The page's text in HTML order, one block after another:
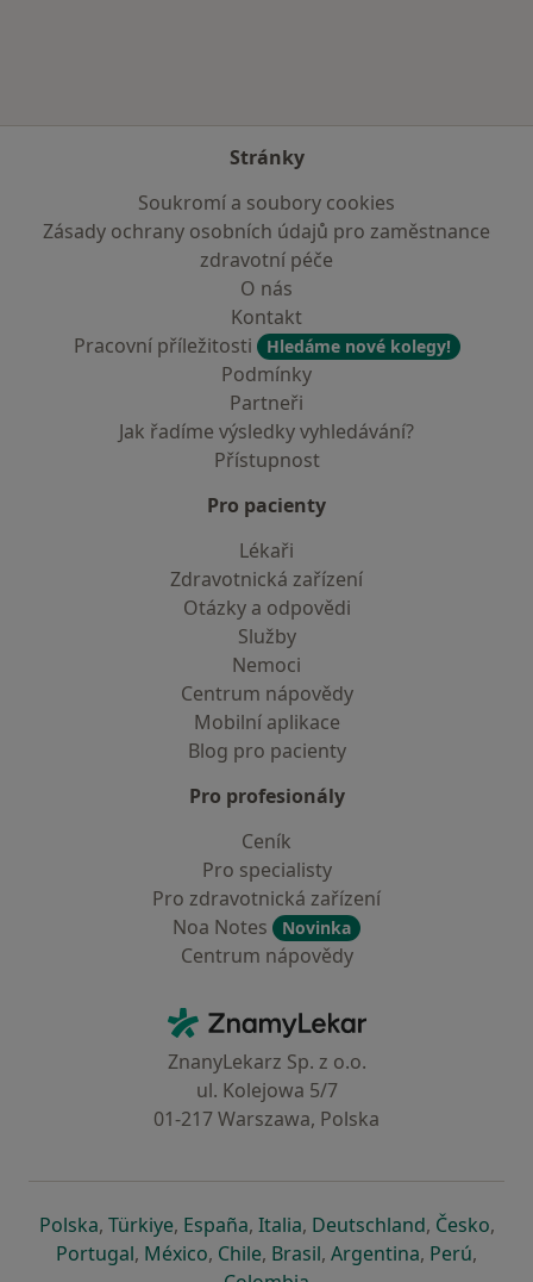
Stránky
Soukromí a soubory cookies
Zásady ochrany osobních údajů pro zaměstnance
zdravotní péče
O nás
Kontakt
Pracovní příležitosti
Hledáme nové kolegy!
Podmínky
Partneři
Jak řadíme výsledky vyhledávání?
Přístupnost
Pro pacienty
Lékaři
Zdravotnická zařízení
Otázky a odpovědi
Služby
Nemoci
Centrum nápovědy
Mobilní aplikace
Blog pro pacienty
Pro profesionály
Ceník
Pro specialisty
Pro zdravotnická zařízení
Noa Notes
Novinka
Centrum nápovědy
ZnamyLekar - Hlavní stránka
ZnanyLekarz Sp. z o.o.
ul. Kolejowa 5/7
01-217 Warszawa, Polska
Polskase otevře v nové záložce
, Türkiyese otevře v nové záložce
, Españase otevře v nové záložce
, Italiase otevře v nové záložce
, Deutschlandse otevře v
, Českose
,
Portugalse otevře v nové záložce
, Méxicose otevře v nové záložce
, Chilese otevře v nové záložce
, Brasilse otevře v nové
, Argentinase otevře v
, Perúse
,